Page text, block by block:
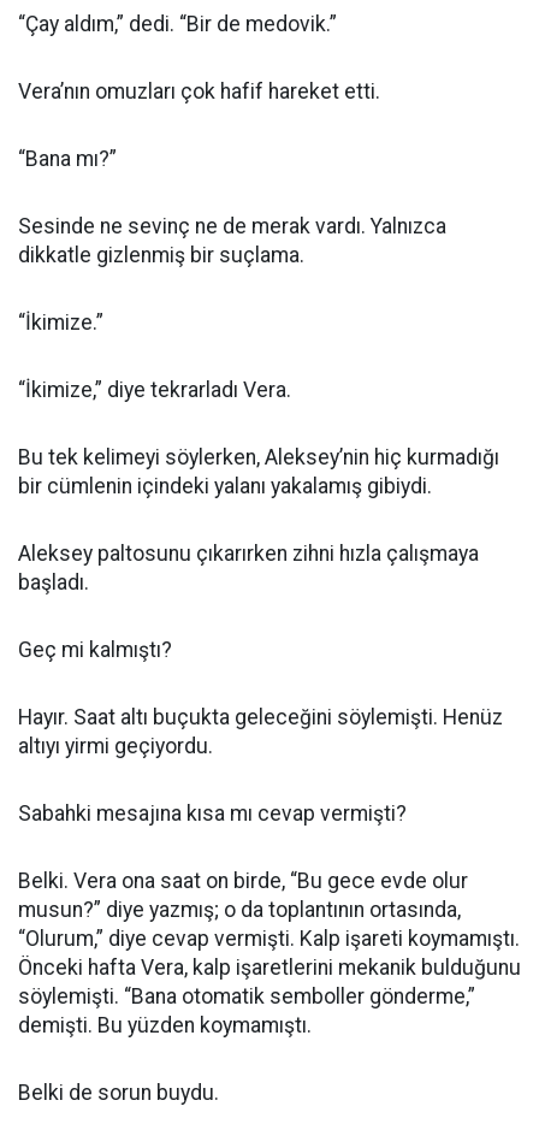
“Çay aldım,” dedi. “Bir de medovik.”
Vera’nın omuzları çok hafif hareket etti.
“Bana mı?”
Sesinde ne sevinç ne de merak vardı. Yalnızca
dikkatle gizlenmiş bir suçlama.
“İkimize.”
“İkimize,” diye tekrarladı Vera.
Bu tek kelimeyi söylerken, Aleksey’nin hiç kurmadığı
bir cümlenin içindeki yalanı yakalamış gibiydi.
Aleksey paltosunu çıkarırken zihni hızla çalışmaya
başladı.
Geç mi kalmıştı?
Hayır. Saat altı buçukta geleceğini söylemişti. Henüz
altıyı yirmi geçiyordu.
Sabahki mesajına kısa mı cevap vermişti?
Belki. Vera ona saat on birde, “Bu gece evde olur
musun?” diye yazmış; o da toplantının ortasında,
“Olurum,” diye cevap vermişti. Kalp işareti koymamıştı.
Önceki hafta Vera, kalp işaretlerini mekanik bulduğunu
söylemişti. “Bana otomatik semboller gönderme,”
demişti. Bu yüzden koymamıştı.
Belki de sorun buydu.